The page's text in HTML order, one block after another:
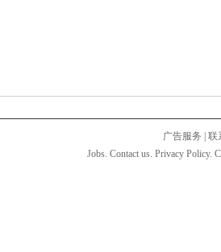
广告服务
联
Jobs. Contact us. Privacy Policy.